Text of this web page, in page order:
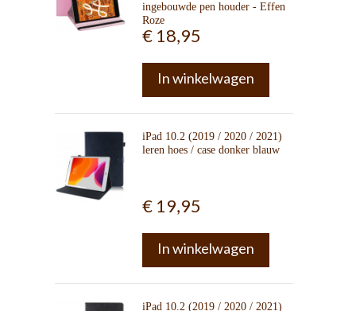
ingebouwde pen houder - Effen
Roze
€ 18,95
In winkelwagen
iPad 10.2 (2019 / 2020 / 2021)
leren hoes / case donker blauw
€ 19,95
In winkelwagen
iPad 10.2 (2019 / 2020 / 2021)